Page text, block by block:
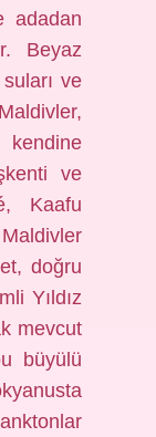
adadan
Beyaz
ve
ve
Kaafu
doğru
Yıldız
mevcut
büyülü